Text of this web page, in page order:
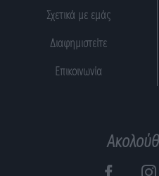
Σχετικά με εμάς
Διαφημιστείτε
Επικοινωνία